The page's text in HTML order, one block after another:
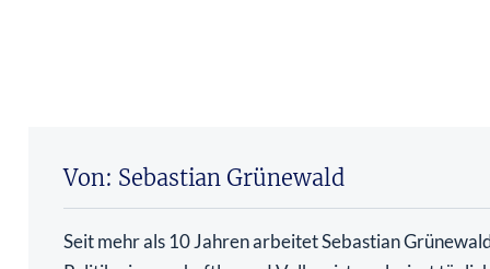
Von: Sebastian Grünewald
Seit mehr als 10 Jahren arbeitet Sebastian